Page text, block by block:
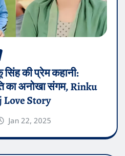
की प्रेम कहानी:
का अनोखा संगम, Rinku
Story
Jan 22, 2025